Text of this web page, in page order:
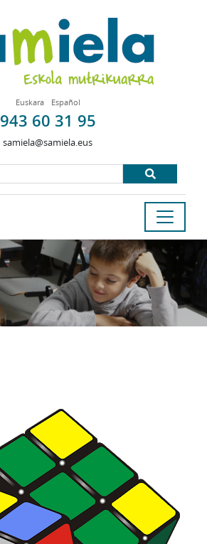
Euskara Español
943 60 31 95
samiela@samiela.eus